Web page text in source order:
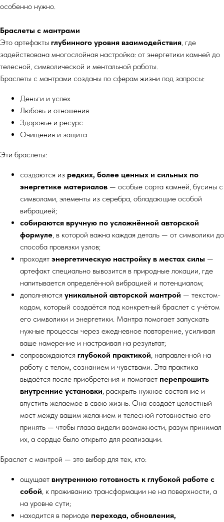
особенно нужно.
Браслеты с мантрами
Это артефакты глубинного уровня взаимодействия, где
задействована многослойная настройка: от энергетики камней до
телесной, символической и ментальной работы.
Браслеты с мантрами созданы по сферам жизни под запросы:
Деньги и успех
Любовь и отношения
Здоровье и ресурс
Очищения и защита
Эти браслеты:
создаются из редких, более ценных и сильных по
энергетике материалов — особые сорта камней, бусины с
символами, элементы из серебра, обладающие особой
вибрацией;
собираются вручную по усложнённой авторской
формуле, в которой важна каждая деталь — от символики до
способа провязки узлов;
проходят энергетическую настройку в местах силы —
артефакт специально вывозится в природные локации, где
напитывается определённой вибрацией и потенциалом;
дополняются уникальной авторской мантрой — текстом-
кодом, который создаётся под конкретный браслет с учётом
его символики и энергетики. Мантра помогает запускать
нужные процессы через ежедневное повторение, усиливая
ваше намерение и настраивая на результат;
сопровождаются глубокой практикой, направленной на
работу с телом, сознанием и чувствами. Эта практика
выдаётся после приобретения и помогает перепрошить
внутренние установки, раскрыть нужное состояние и
впустить желаемое в свою жизнь. Она создаёт целостный
мост между вашим желанием и телесной готовностью его
принять — чтобы глаза видели возможности, разум принимал
их, а сердце было открыто для реализации.
Браслет с мантрой — это выбор для тех, кто:
ощущает внутреннюю готовность к глубокой работе с
собой, к проживанию трансформации не на поверхности, а
на уровне сути;
находится в периоде перехода, обновления,